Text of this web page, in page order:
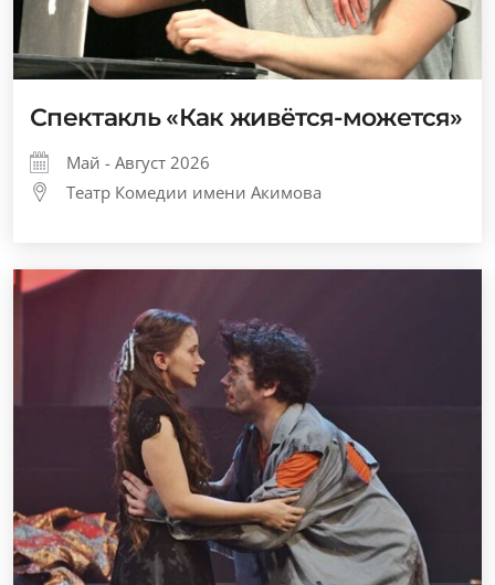
Спектакль «Как живётся-можется»
Май - Август 2026
Театр Комедии имени Акимова